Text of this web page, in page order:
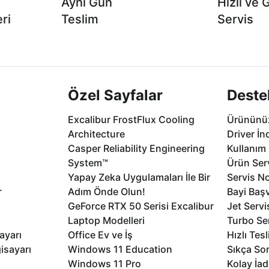
Teslim
Servis
Özel Sayfalar
Excalibur FrostFlux Cooling
Architecture
Casper Reliability Engineering
System™
Yapay Zeka Uygulamaları İle Bir
Adım Önde Olun!
GeForce RTX 50 Serisi Excalibur
Laptop Modelleri
Office Ev ve İş
Windows 11 Education
Windows 11 Pro
Driver
Kullanım
Ürün
Servis
Bayi
Jet
Turbo
Hızlı
Sıkça
Kolay